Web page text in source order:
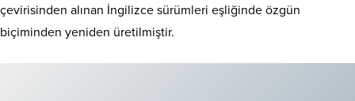
çevirisinden alınan İngilizce sürümleri eşliğinde özgün
biçiminden yeniden üretilmiştir.